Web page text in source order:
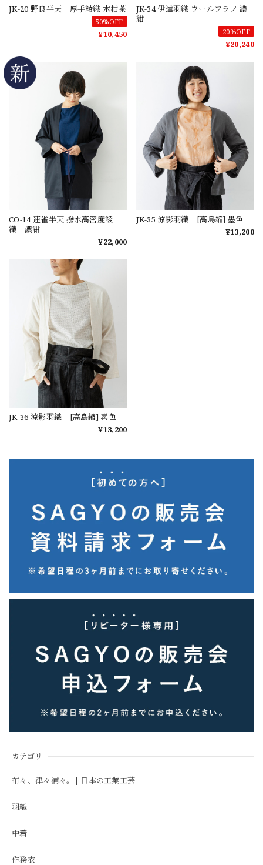
カテゴリ
布々、津々浦々。| 日本の工業工芸
羽織
中着
作務衣
JK-20 野良半天 厚手綾織 木枯茶
50%OFF
¥10,450
JK-34 伊達羽織 ウールフラノ 濃
紺
20%OFF
¥20,240
CO-14 連雀半天 撥水高密度綾
織 濃紺
¥22,000
JK-35 涼影羽織 [高島縮] 墨色
¥13,200
JK-36 涼影羽織 [高島縮] 素色
¥13,200